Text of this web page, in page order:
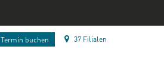
Termin buchen 37 Filialen